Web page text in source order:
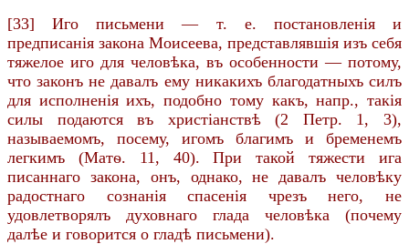
[33] Иго письмени — т. е. постановленія и
предписанія закона Моисеева, представлявшія изъ себя
тяжелое иго для человѣка, въ особенности — потому,
что законъ не давалъ ему никакихъ благодатныхъ силъ
для исполненія ихъ, подобно тому какъ, напр., такія
силы подаются въ христіанствѣ (2 Петр. 1, 3),
называемомъ, посему, игомъ благимъ и бременемъ
легкимъ (Матѳ. 11, 40). При такой тяжести ига
писаннаго закона, онъ, однако, не давалъ человѣку
радостнаго сознанія спасенія чрезъ него, не
удовлетворялъ духовнаго глада человѣка (почему
далѣе и говорится о гладѣ письмени).